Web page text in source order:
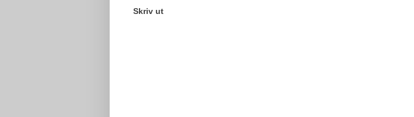
Skriv ut